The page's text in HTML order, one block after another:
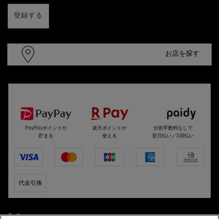
登録する
お店を探す
PayPayポイントが
貯まる
楽天ポイントが
使える
分割手数料なしで
翌月払い／3回払い
代金引換
Follow us